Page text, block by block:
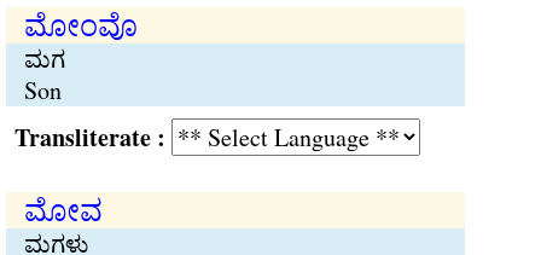
ಮೋಂವೊ
ಮಗ
Son
:
ಮೋವ
ಮಗಳು